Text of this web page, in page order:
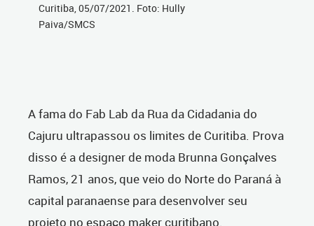
Curitiba, 05/07/2021. Foto: Hully
Paiva/SMCS
A fama do Fab Lab da Rua da Cidadania do
Cajuru ultrapassou os limites de Curitiba. Prova
disso é a designer de moda Brunna Gonçalves
Ramos, 21 anos, que veio do Norte do Paraná à
capital paranaense para desenvolver seu
projeto no espaço maker curitibano.